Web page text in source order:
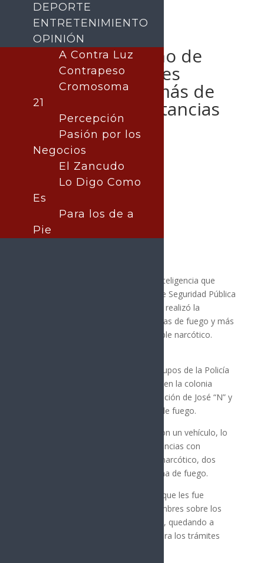
Detiene Gobierno de
Sonora a hombres
armados y con más de
mil dosis de sustancias
prohibidas: SSP
Publicado por:La nota central
SEGURIDAD
18 marzo, 2025
Durante el trabajo operativo y de inteligencia que
realizaron grupos de la Secretaría de Seguridad Pública
(SSP) en la ciudad de Hermosillo, se realizó la
detención de dos hombres con armas de fuego y más
de mil dosis de sustancias con posible narcótico.
A través de la intervención de los grupos de la Policía
Estatal de Seguridad Pública (PESP) en la colonia
Solidaridad, llevaron a cabo la detención de José “N” y
Olivio “N” al incautarles dos armas de fuego.
Además de las armas, les aseguraron un vehículo, lo
equivalente a mil 128 dosis de sustancias con
características físicas y similares al narcótico, dos
cargadores y 25 cartuchos para arma de fuego.
Debido a la posesión de la materia que les fue
incautada, se informó a los dos hombres sobre los
derechos de las personas detenidas, quedando a
disposición del Ministerio Público para los trámites
DEPORTE
ENTRETENIMIENTO
OPINIÓN
A Contra Luz
Contrapeso
Cromosoma
21
Percepción
Pasión por los
Negocios
El Zancudo
Lo Digo Como
Es
Para los de a
Pie